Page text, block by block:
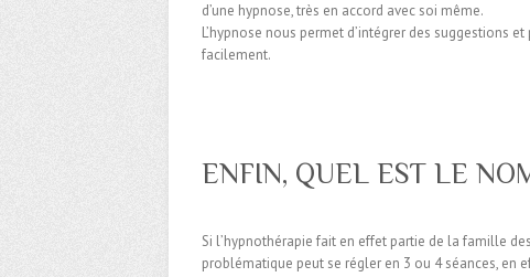
d’une hypnose, très en accord avec soi même.
L’hypnose nous permet d’intégrer des suggestions
facilement.
ENFIN, QUEL EST LE
Si l’hypnothérapie fait en effet partie de la famille
problématique peut se régler en 3 ou 4 séances, en